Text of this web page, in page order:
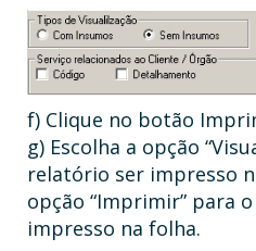
f) Clique no botão
g) Escolha a opção
relatório ser impresso
opção “Imprimir” para
impresso na folha.